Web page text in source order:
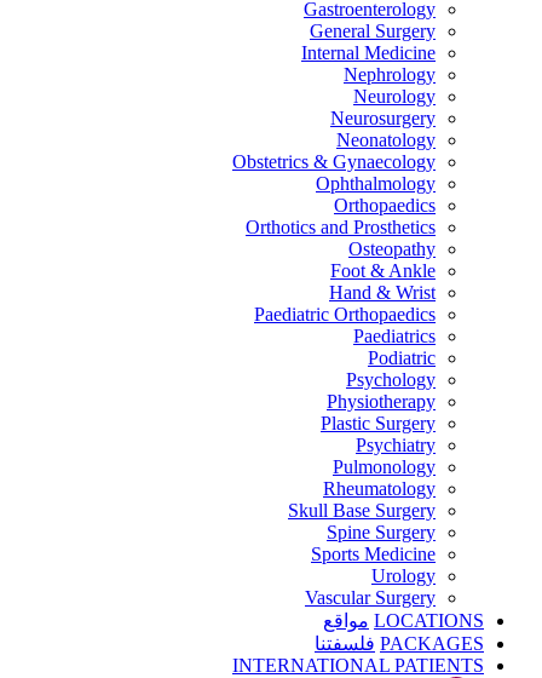
Gastroenterology
General Surgery
Internal Medicine
Nephrology
Neurology
Neurosurgery
Neonatology
Obstetrics & Gynaecology
Ophthalmology
Orthopaedics
Orthotics and Prosthetics
Osteopathy
Foot & Ankle
Hand & Wrist
Paediatric Orthopaedics
Paediatrics
Podiatric
Psychology
Physiotherapy
Plastic Surgery
Psychiatry
Pulmonology
Rheumatology
Skull Base Surgery
Spine Surgery
Sports Medicine
Urology
Vascular Surgery
LOCATIONS مواقع
PACKAGES فلسفتنا
INTERNATIONAL PATIENTS